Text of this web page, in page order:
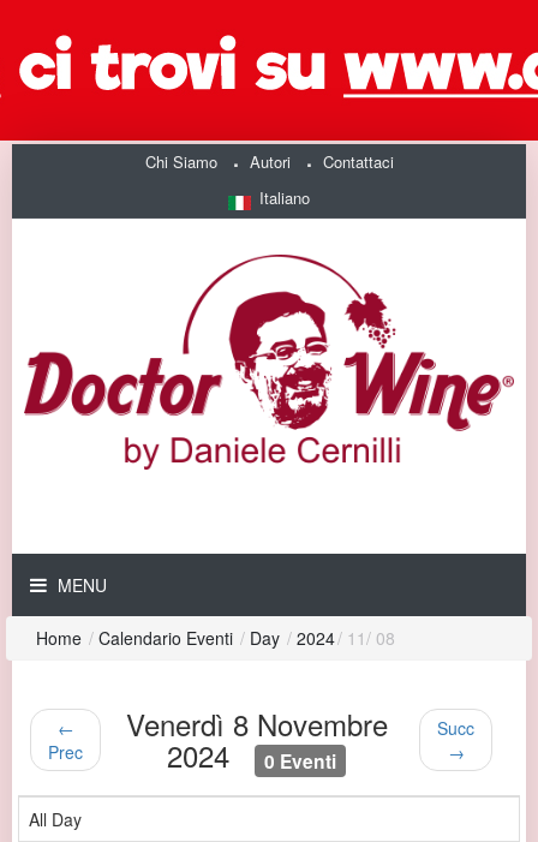
Chi Siamo Autori
Contattaci
Italiano
MENU
Home / Calendario Eventi / Day / 2024/ 11/ 08
←
Prec
Venerdì 8 Novembre
2024 0 Eventi
Succ
→
All Day